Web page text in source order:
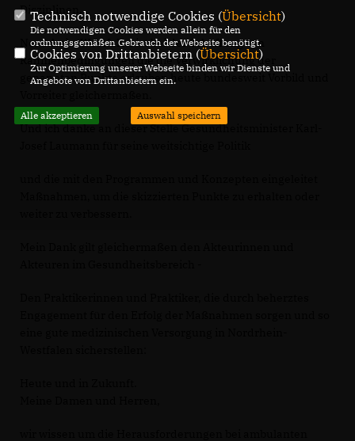
Disziplinen.
Nordrhein-Westfalen ist bei der Schaffung von
Rahmenbedingungen die die Verwirklichung der
genannten Punkte erlauben heute bundesweit Vorbild und
Und ich danke an dieser Stelle Gesundheitsminister Karl-
Technisch notwendige Cookies (Übersicht)
Die notwendigen Cookies werden allein für den
ordnungsgemäßen Gebrauch der Webseite benötigt.
Cookies von Drittanbietern (Übersicht)
Zur Optimierung unserer Webseite binden wir Dienste und
Angebote von Drittanbietern ein.
Alle akzeptieren Auswahl speichern